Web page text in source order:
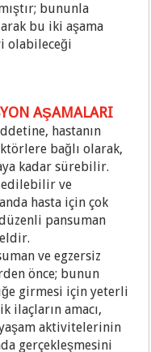
bununla
bu iki aşama
olabileceği
AŞAMALARI
hastanın
bağlı olarak,
kadar sürebilir.
edilebilir ve
hasta için çok
pansuman
ve egzersiz
önce; bunun
girmesi için yeterli
ilaçların amacı,
aktivitelerinin
gerçekleşmesini